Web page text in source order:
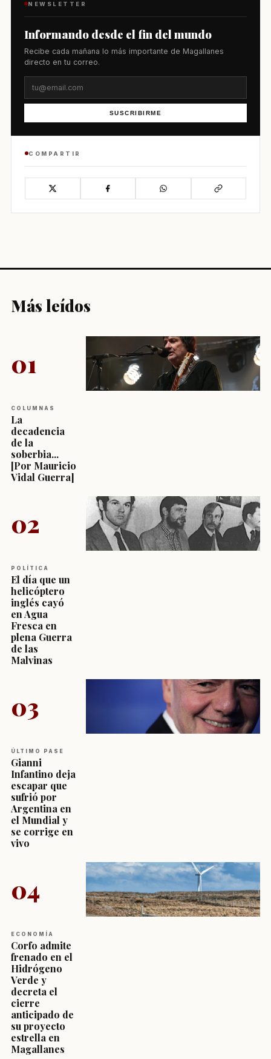
NEWSLETTER
Informando desde el fin del mundo
Recibe cada mañana lo más importante de Magallanes
directo en tu correo.
SUSCRIBIRME
COMPARTIR
Más leídos
01
COLUMNAS
La
decadencia
de la
soberbia...
[Por Mauricio
Vidal Guerra]
02
POLÍTICA
El día que un
helicóptero
inglés cayó
en Agua
Fresca en
plena Guerra
de las
Malvinas
03
ÚLTIMO PASE
Gianni
Infantino deja
escapar que
sufrió por
Argentina en
el Mundial y
se corrige en
vivo
04
ECONOMÍA
Corfo admite
frenado en el
Hidrógeno
Verde y
decreta el
cierre
anticipado de
su proyecto
estrella en
Magallanes